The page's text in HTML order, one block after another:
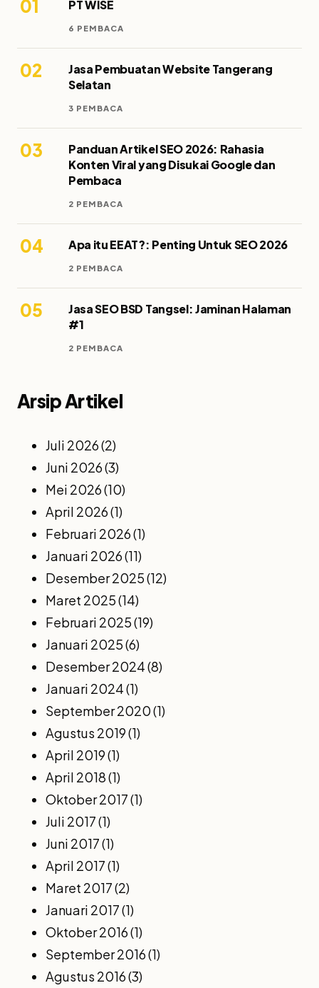
01 PT WISE
6 PEMBACA
02
Jasa Pembuatan Website Tangerang
Selatan
3 PEMBACA
03
Panduan Artikel SEO 2026: Rahasia
Konten Viral yang Disukai Google dan
Pembaca
2 PEMBACA
04 Apa itu EEAT?: Penting Untuk SEO 2026
2 PEMBACA
05
Jasa SEO BSD Tangsel: Jaminan Halaman
#1
2 PEMBACA
Arsip Artikel
Juli 2026(2)
Juni 2026(3)
Mei 2026(10)
April 2026(1)
Februari 2026(1)
Januari 2026(11)
Desember 2025(12)
Maret 2025(14)
Februari 2025(19)
Januari 2025(6)
Desember 2024(8)
Januari 2024(1)
September 2020(1)
Agustus 2019(1)
April 2019(1)
April 2018(1)
Oktober 2017(1)
Juli 2017(1)
Juni 2017(1)
April 2017(1)
Maret 2017(2)
Januari 2017(1)
Oktober 2016(1)
September 2016(1)
Agustus 2016(3)